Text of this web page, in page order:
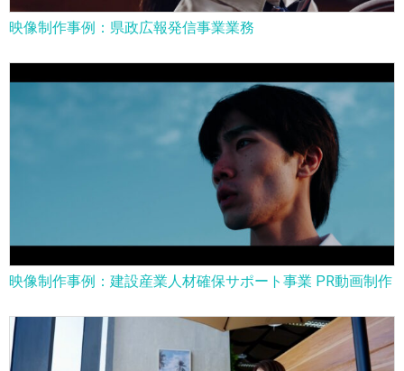
映像制作事例：県政広報発信事業業務
映像制作事例：建設産業人材確保サポート事業 PR動画制作